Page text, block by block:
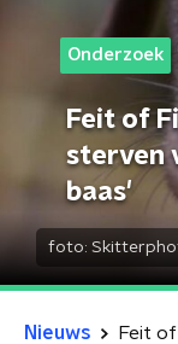
Onderzoek
Feit of
sterven
baas'
foto:
Nieuws